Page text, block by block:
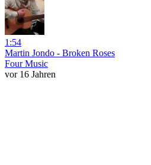
1:54
Martin Jondo - Broken Roses
Four Music
vor 16 Jahren